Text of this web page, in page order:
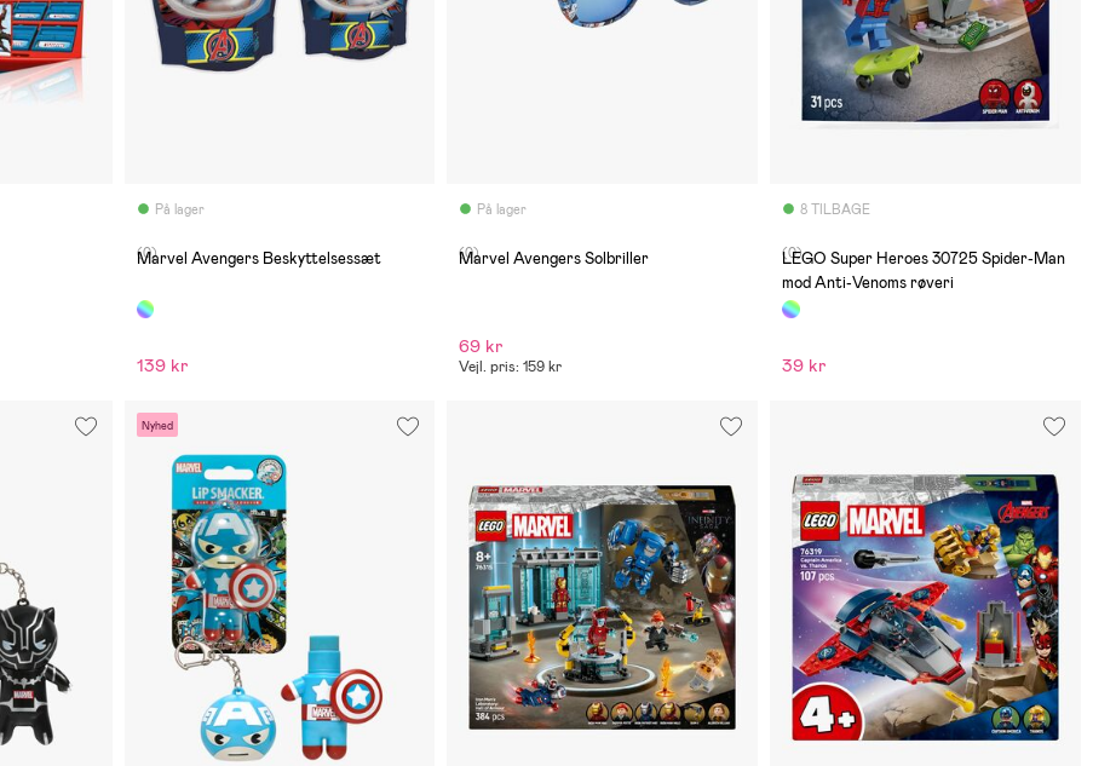
På lager
(0)
Marvel Avengers Beskyttelsessæt
139 kr
På lager
(0)
Marvel Avengers Solbriller
69 kr
Vejl. pris: 159 kr
8 TILBAGE
(0)
LEGO Super Heroes 30725 Spider-Man
mod Anti-Venoms røveri
39 kr
Nyhed